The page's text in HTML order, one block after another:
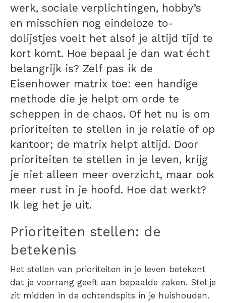
werk, sociale verplichtingen, hobby’s
en misschien nog eindeloze to-
dolijstjes voelt het alsof je altijd tijd te
kort komt. Hoe bepaal je dan wat écht
belangrijk is? Zelf pas ik de
Eisenhower matrix toe: een handige
methode die je helpt om orde te
scheppen in de chaos. Of het nu is om
prioriteiten te stellen in je relatie of op
kantoor; de matrix helpt altijd. Door
prioriteiten te stellen in je leven, krijg
je niet alleen meer overzicht, maar ook
meer rust in je hoofd. Hoe dat werkt?
Ik leg het je uit.
Prioriteiten stellen: de
betekenis
Het stellen van prioriteiten in je leven betekent
dat je voorrang geeft aan bepaalde zaken. Stel je
zit midden in de ochtendspits in je huishouden.